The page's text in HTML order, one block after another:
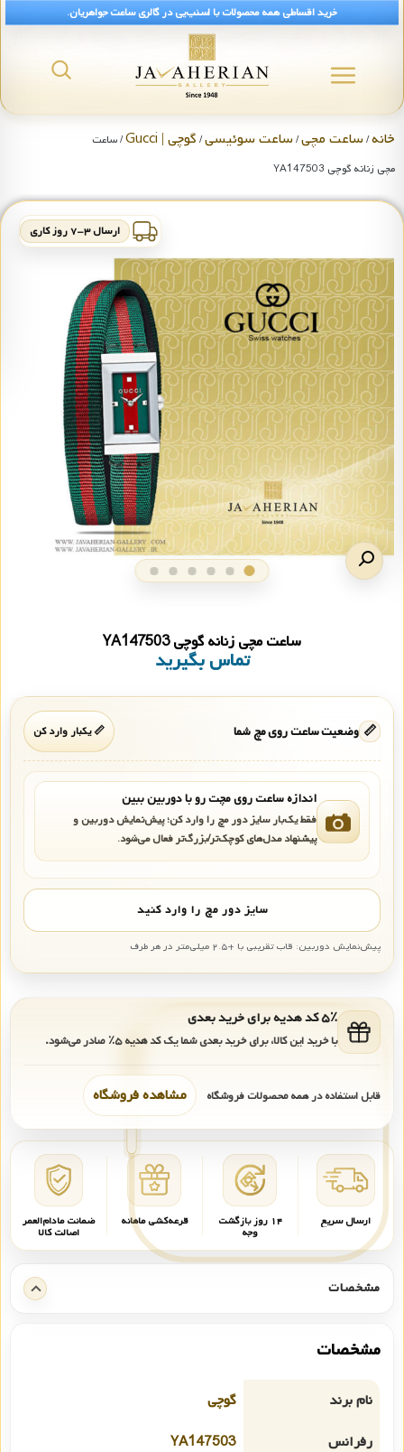
خرید اقساطی همه محصولات با اسنپ‌پی در گالری ساعت جواهریان.
خانه/ساعت مچی/ساعت سوئیسی/ گوچی | Gucci
/ ساعت
مچی زنانه گوچی YA147503
ارسال ۳-۷ روز کاری
ساعت مچی زنانه گوچی YA147503
تماس بگیرید
📏 وضعیت ساعت روی مچ شما 📏 یکبار وارد کن
اندازه ساعت روی مچت رو با دوربین ببین
فقط یک‌بار سایز دور مچ را وارد کن؛ پیش‌نمایش دوربین و
پیشنهاد مدل‌های کوچک‌تر/بزرگ‌تر فعال می‌شود.
سایز دور مچ را وارد کنید
پیش‌نمایش دوربین: قاب تقریبی با +۲.۵ میلی‌متر در هر طرف
۵٪ کد هدیه برای خرید بعدی
با خرید این کالا، برای خرید بعدی شما یک کد هدیه۵٪ صادر می‌شود.
قابل استفاده در همه محصولات فروشگاه مشاهده فروشگاه
ارسال سریع ۱۴ روز بازگشت
وجه
قرعه‌کشی ماهانه ضمانت مادام‌العمر
اصالت کالا
مشخصات
مشخصات
نام برند
گوچی
رفرانس
YA147503